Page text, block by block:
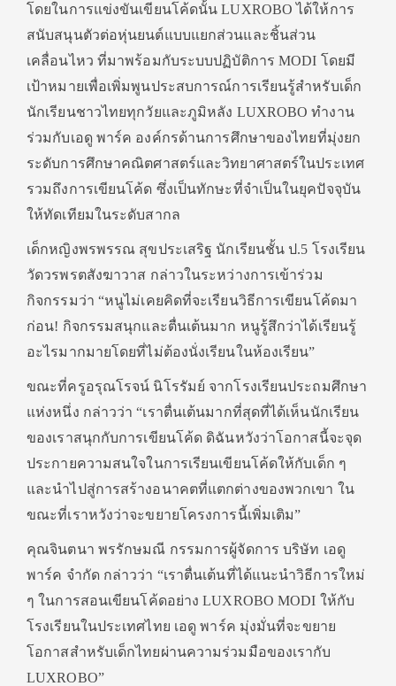
โดยในการแข่งขันเขียนโค้ดนั้น LUXROBO ได้ให้การ
สนับสนุนตัวต่อหุ่นยนต์แบบแยกส่วนและชิ้นส่วน
เคลื่อนไหว ที่มาพร้อมกับระบบปฏิบัติการ MODI โดยมี
เป้าหมายเพื่อเพิ่มพูนประสบการณ์การเรียนรู้สำหรับเด็ก
นักเรียนชาวไทยทุกวัยและภูมิหลัง LUXROBO ทำงาน
ร่วมกับเอดู พาร์ค องค์กรด้านการศึกษาของไทยที่มุ่งยก
ระดับการศึกษาคณิตศาสตร์และวิทยาศาสตร์ในประเทศ
รวมถึงการเขียนโค้ด ซึ่งเป็นทักษะที่จำเป็นในยุคปัจจุบัน
ให้ทัดเทียมในระดับสากล
เด็กหญิงพรพรรณ สุขประเสริฐ นักเรียนชั้น ป.5 โรงเรียน
วัดวรพรตสังฆาวาส กล่าวในระหว่างการเข้าร่วม
กิจกรรมว่า “หนูไม่เคยคิดที่จะเรียนวิธีการเขียนโค้ดมา
ก่อน! กิจกรรมสนุกและตื่นเต้นมาก หนูรู้สึกว่าได้เรียนรู้
อะไรมากมายโดยที่ไม่ต้องนั่งเรียนในห้องเรียน”
ขณะที่ครูอรุณโรจน์ นิโรรัมย์ จากโรงเรียนประถมศึกษา
แห่งหนึ่ง กล่าวว่า “เราตื่นเต้นมากที่สุดที่ได้เห็นนักเรียน
ของเราสนุกกับการเขียนโค้ด ดิฉันหวังว่าโอกาสนี้จะจุด
ประกายความสนใจในการเรียนเขียนโค้ดให้กับเด็ก ๆ
และนำไปสู่การสร้างอนาคตที่แตกต่างของพวกเขา ใน
ขณะที่เราหวังว่าจะขยายโครงการนี้เพิ่มเติม”
คุณจินตนา พรรักษมณี กรรมการผู้จัดการ บริษัท เอดู
พาร์ค จำกัด กล่าวว่า “เราตื่นเต้นที่ได้แนะนำวิธีการใหม่
ๆ ในการสอนเขียนโค้ดอย่าง LUXROBO MODI ให้กับ
โรงเรียนในประเทศไทย เอดู พาร์ค มุ่งมั่นที่จะขยาย
โอกาสสำหรับเด็กไทยผ่านความร่วมมือของเรากับ
LUXROBO”